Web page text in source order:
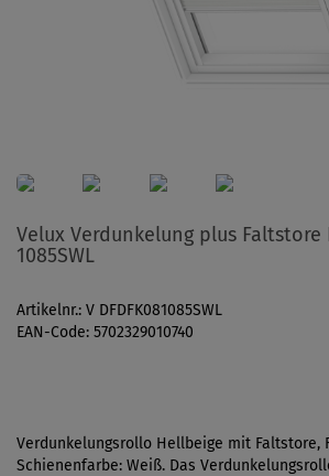
Velux Verdunkelung plus Faltstore
1085SWL
Artikelnr.: V DFDFK081085SWL
EAN-Code: 5702329010740
Verdunkelungsrollo Hellbeige mit Faltstore,
Schienenfarbe: Weiß. Das